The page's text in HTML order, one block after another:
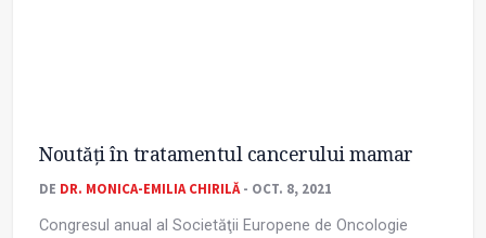
Noutăţi în tratamentul cancerului mamar
DE DR. MONICA-EMILIA CHIRILĂ- OCT. 8, 2021
Congresul anual al Societăţii Europene de Oncologie